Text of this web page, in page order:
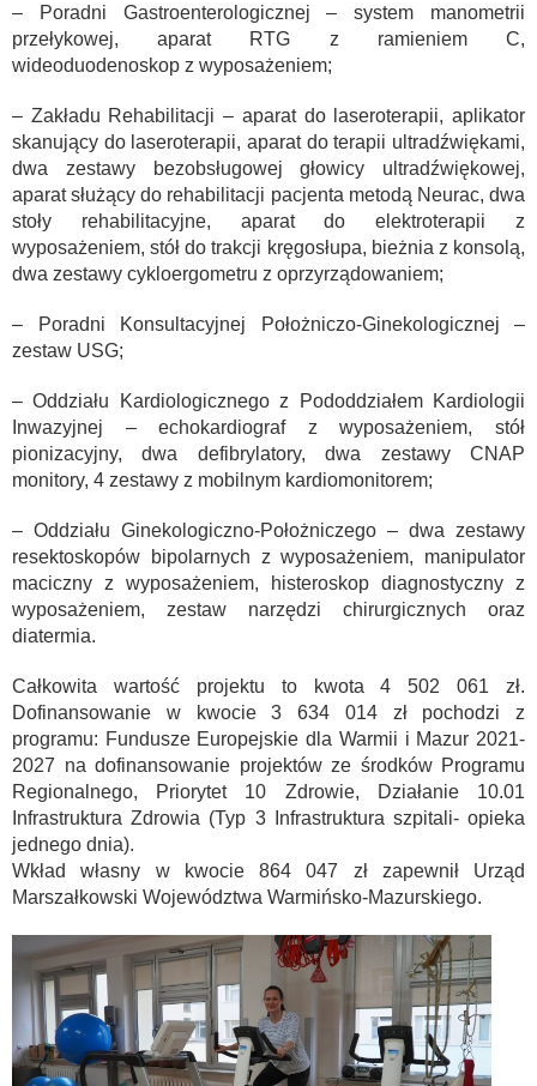
– Poradni Gastroenterologicznej – system manometrii
przełykowej, aparat RTG z ramieniem C,
wideoduodenoskop z wyposażeniem;
– Zakładu Rehabilitacji – aparat do laseroterapii, aplikator
skanujący do laseroterapii, aparat do terapii ultradźwiękami,
dwa zestawy bezobsługowej głowicy ultradźwiękowej,
aparat służący do rehabilitacji pacjenta metodą Neurac, dwa
stoły rehabilitacyjne, aparat do elektroterapii z
wyposażeniem, stół do trakcji kręgosłupa, bieżnia z konsolą,
dwa zestawy cykloergometru z oprzyrządowaniem;
– Poradni Konsultacyjnej Położniczo-Ginekologicznej –
zestaw USG;
– Oddziału Kardiologicznego z Pododdziałem Kardiologii
Inwazyjnej – echokardiograf z wyposażeniem, stół
pionizacyjny, dwa defibrylatory, dwa zestawy CNAP
monitory, 4 zestawy z mobilnym kardiomonitorem;
– Oddziału Ginekologiczno-Położniczego – dwa zestawy
resektoskopów bipolarnych z wyposażeniem, manipulator
maciczny z wyposażeniem, histeroskop diagnostyczny z
wyposażeniem, zestaw narzędzi chirurgicznych oraz
diatermia.
Całkowita wartość projektu to kwota 4 502 061 zł.
Dofinansowanie w kwocie 3 634 014 zł pochodzi z
programu: Fundusze Europejskie dla Warmii i Mazur 2021-
2027 na dofinansowanie projektów ze środków Programu
Regionalnego, Priorytet 10 Zdrowie, Działanie 10.01
Infrastruktura Zdrowia (Typ 3 Infrastruktura szpitali- opieka
jednego dnia).
Wkład własny w kwocie 864 047 zł zapewnił Urząd
Marszałkowski Województwa Warmińsko-Mazurskiego.